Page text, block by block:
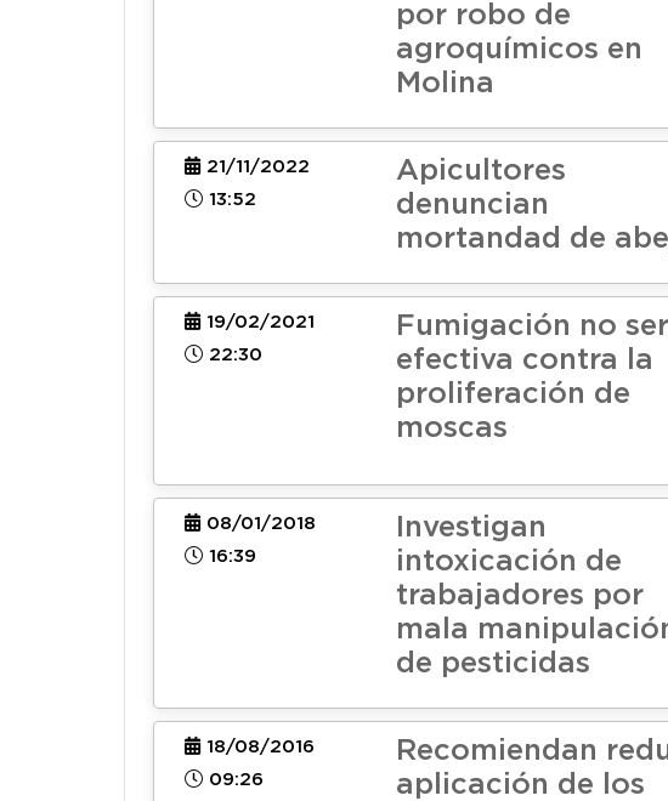
por robo de
agroquímicos en
Molina
21/11/2022
13:52
Apicultores
denuncian
mortandad de
19/02/2021
22:30
Fumigación no
efectiva contra la
proliferación de
moscas
08/01/2018
16:39
Investigan
intoxicación de
trabajadores por
mala
de pesticidas
18/08/2016
09:26
Recomiendan
aplicación de los